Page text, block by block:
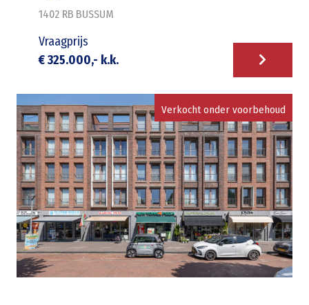
1402 RB BUSSUM
Vraagprijs
€ 325.000,- k.k.
Verkocht onder voorbehoud